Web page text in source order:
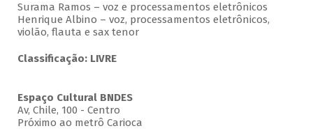
Surama Ramos – voz e processamentos eletrônicos
Henrique Albino – voz, processamentos eletrônicos,
violão, flauta e sax tenor
Classificação: LIVRE
Espaço Cultural BNDES
Av, Chile, 100 - Centro
Próximo ao metrô Carioca